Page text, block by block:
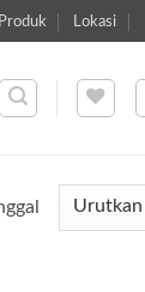
Produk Lokasi